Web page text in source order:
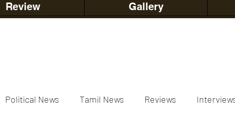
Review Gallery
Political News Tamil News Reviews